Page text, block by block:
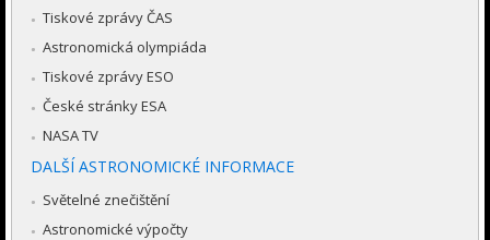
Tiskové zprávy ČAS
Astronomická olympiáda
Tiskové zprávy ESO
České stránky ESA
NASA TV
DALŠÍ ASTRONOMICKÉ INFORMACE
Světelné znečištění
Astronomické výpočty